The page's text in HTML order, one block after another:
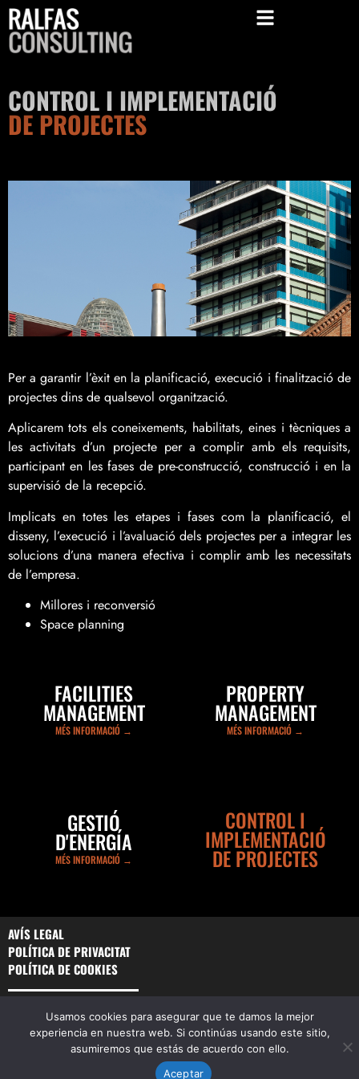
CONTROL I IMPLEMENTACIÓ
DE PROJECTES
Per a garantir l’èxit en la planificació, execució i finalització de
projectes dins de qualsevol organització.
Aplicarem tots els coneixements, habilitats, eines i tècniques a
les activitats d’un projecte per a complir amb els requisits,
participant en les fases de pre-construcció, construcció i en la
supervisió de la recepció.
Implicats en totes les etapes i fases com la planificació, el
disseny, l’execució i l’avaluació dels projectes per a integrar les
solucions d’una manera efectiva i complir amb les necessitats
de l’empresa.
Millores i reconversió
Space planning
FACILITIES
MANAGEMENT
MÉS INFORMACIÓ →
PROPERTY
MANAGEMENT
MÉS INFORMACIÓ →
GESTIÓ
D'ENERGÍA
MÉS INFORMACIÓ →
CONTROL I
IMPLEMENTACIÓ
DE PROJECTES
AVÍS LEGAL
POLÍTICA DE PRIVACITAT
POLÍTICA DE COOKIES
A Ralfas Consulting acompanyem i assessorem els nostres
clients en la gestió integral de les seves instal·lacions garantint
l’òptim funcionament, manteniment, sostenibilitat i gestió
energètica en tots els seus edificis.
Usamos cookies para asegurar que te damos la mejor
experiencia en nuestra web. Si continúas usando este sitio,
asumiremos que estás de acuerdo con ello.
Aceptar